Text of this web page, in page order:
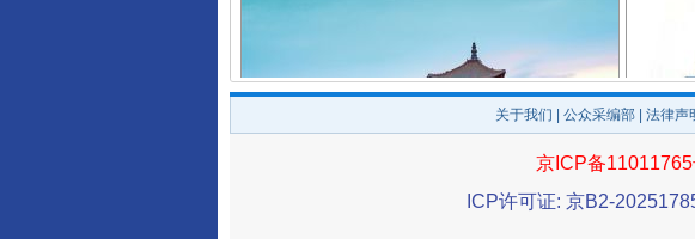
千年窑火 生生不息
关于我们 公众采编部 法律声
京ICP备
ICP许可证: 京B2-